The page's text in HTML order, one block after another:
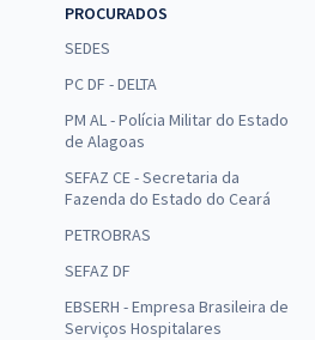
PROCURADOS
SEDES
PC DF - DELTA
PM AL - Polícia Militar do Estado
de Alagoas
SEFAZ CE - Secretaria da
Fazenda do Estado do Ceará
PETROBRAS
SEFAZ DF
EBSERH - Empresa Brasileira de
Serviços Hospitalares